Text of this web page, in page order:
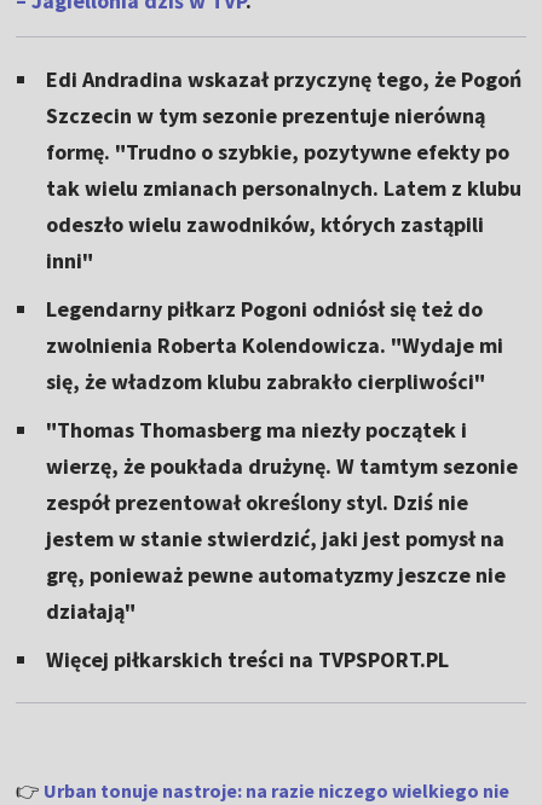
Edi Andradina wskazał przyczynę tego, że Pogoń
Szczecin w tym sezonie prezentuje nierówną
formę. "Trudno o szybkie, pozytywne efekty po
tak wielu zmianach personalnych. Latem z klubu
odeszło wielu zawodników, których zastąpili
inni"
Legendarny piłkarz Pogoni odniósł się też do
zwolnienia Roberta Kolendowicza. "Wydaje mi
się, że władzom klubu zabrakło cierpliwości"
"Thomas Thomasberg ma niezły początek i
wierzę, że poukłada drużynę. W tamtym sezonie
zespół prezentował określony styl. Dziś nie
jestem w stanie stwierdzić, jaki jest pomysł na
grę, ponieważ pewne automatyzmy jeszcze nie
działają"
Więcej piłkarskich treści na TVPSPORT.PL
👉 Urban tonuje nastroje: na razie niczego wielkiego nie